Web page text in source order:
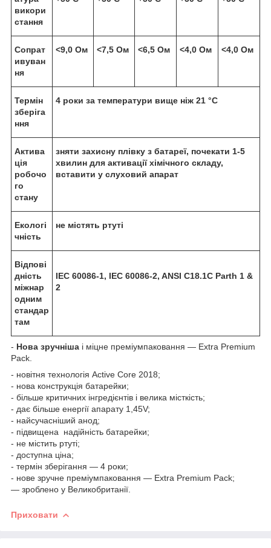
викори
стання
Сопрат
ивуван
ня
<9,0 Ом <7,5 Ом <6,5 Ом <4,0 Ом <4,0 Ом
Термін
зберіга
ння
4 роки за температури вище ніж 21 °C
Актива
ція
робочо
го
стану
зняти захисну плівку з батареї, почекати 1-5
хвилин для активації хімічного складу,
вставити у слуховий апарат
Екологі
чність
не містять ртуті
Відпові
дність
міжнар
одним
стандар
там
IEC 60086-1, IEC 60086-2, ANSI C18.1C Parth 1 &
2
- Нова зручніша і міцне преміумпаковання — Extra Premium
Pack.
- новітня технологія Active Core 2018;
- нова конструкція батарейки;
- більше критичних інгредієнтів і велика місткість;
- дає більше енергії апарату 1,45V;
- найсучасніший анод;
- підвищена надійність батарейки;
- не містить ртуті;
- доступна ціна;
- термін зберігання — 4 роки;
- нове зручне преміумпаковання — Extra Premium Pack;
— зроблено у Великобританії.
Приховати